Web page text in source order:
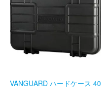
VANGUARD ハードケース 40